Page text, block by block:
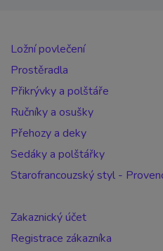
Ložní povlečení
Prostěradla
Přikrývky a polštáře
Ručníky a osušky
Přehozy a deky
Sedáky a polštářky
Starofrancouzský styl -
Zakaznický účet
Registrace zákazníka